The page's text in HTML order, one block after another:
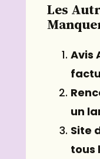
Les
Avis
un
Site
tous